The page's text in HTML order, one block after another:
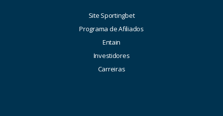
Site Sportingbet
Programa de Afiliados
Entain
Investidores
Carreiras